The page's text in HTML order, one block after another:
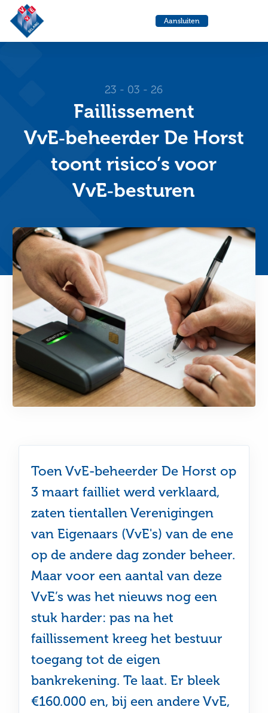
Aansluiten
23 - 03 - 26
Faillissement
VvE‑beheerder De Horst
toont risico’s voor
VvE‑besturen
Toen VvE-beheerder De Horst op
3 maart failliet werd verklaard,
zaten tientallen Verenigingen
van Eigenaars (VvE's) van de ene
op de andere dag zonder beheer.
Maar voor een aantal van deze
VvE’s was het nieuws nog een
stuk harder: pas na het
faillissement kreeg het bestuur
toegang tot de eigen
bankrekening. Te laat. Er bleek
€160.000 en, bij een andere VvE,